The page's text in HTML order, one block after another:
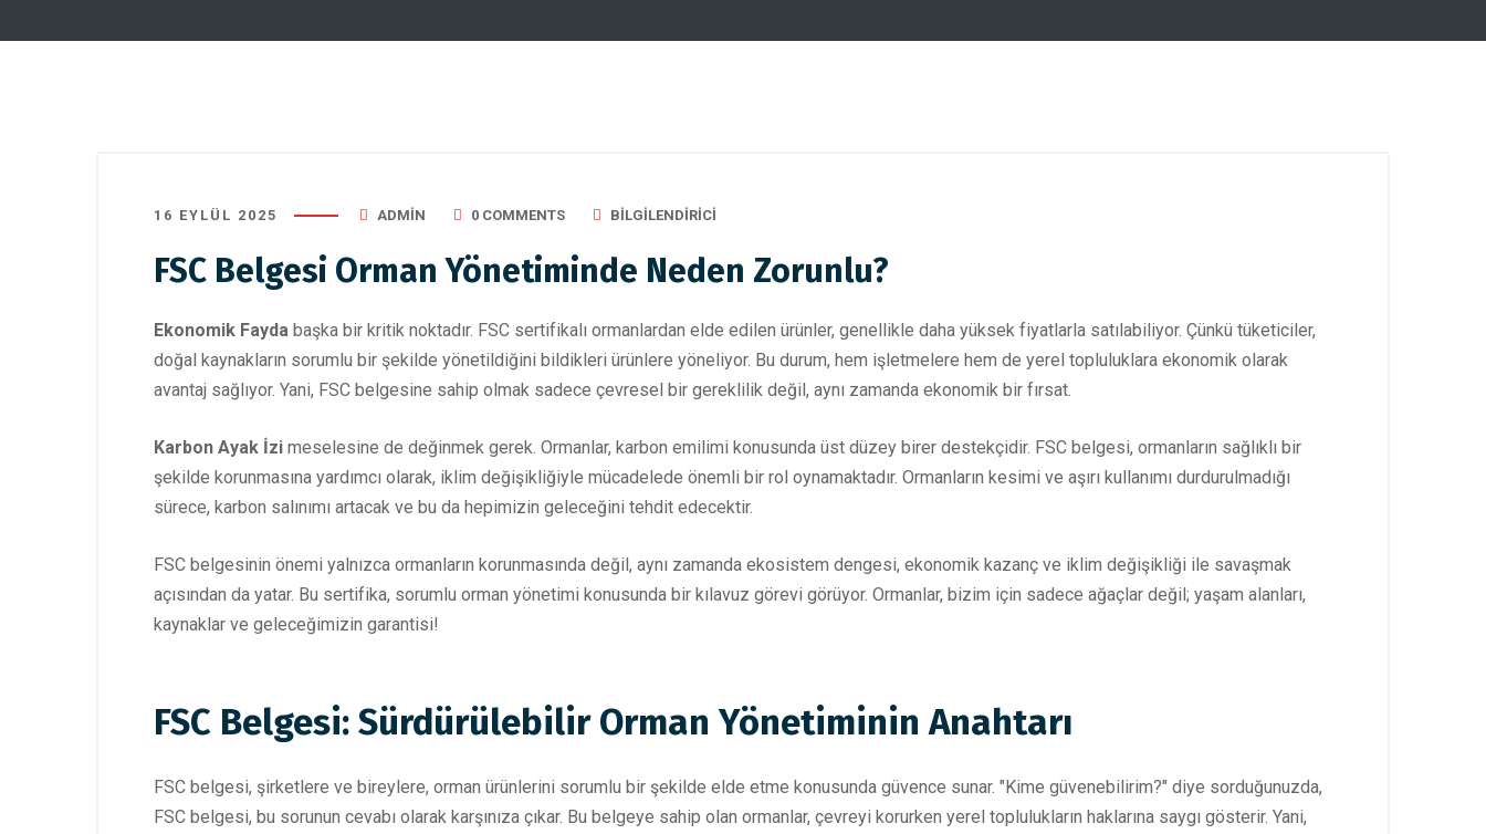
16 EYLÜL 2025 ADMIN 0 COMMENTS BILGILENDIRICI
FSC Belgesi Orman Yönetiminde Neden Zorunlu?
Ekonomik Fayda başka bir kritik noktadır. FSC sertifikalı ormanlardan elde edilen ürünler, genellikle daha yüksek fiyatlarla satılabiliyor. Çünkü tüketiciler,
doğal kaynakların sorumlu bir şekilde yönetildiğini bildikleri ürünlere yöneliyor. Bu durum, hem işletmelere hem de yerel topluluklara ekonomik olarak
avantaj sağlıyor. Yani, FSC belgesine sahip olmak sadece çevresel bir gereklilik değil, aynı zamanda ekonomik bir fırsat.
Karbon Ayak İzi meselesine de değinmek gerek. Ormanlar, karbon emilimi konusunda üst düzey birer destekçidir. FSC belgesi, ormanların sağlıklı bir
şekilde korunmasına yardımcı olarak, iklim değişikliğiyle mücadelede önemli bir rol oynamaktadır. Ormanların kesimi ve aşırı kullanımı durdurulmadığı
sürece, karbon salınımı artacak ve bu da hepimizin geleceğini tehdit edecektir.
FSC belgesinin önemi yalnızca ormanların korunmasında değil, aynı zamanda ekosistem dengesi, ekonomik kazanç ve iklim değişikliği ile savaşmak
açısından da yatar. Bu sertifika, sorumlu orman yönetimi konusunda bir kılavuz görevi görüyor. Ormanlar, bizim için sadece ağaçlar değil; yaşam alanları,
kaynaklar ve geleceğimizin garantisi!
FSC Belgesi: Sürdürülebilir Orman Yönetiminin Anahtarı
FSC belgesi, şirketlere ve bireylere, orman ürünlerini sorumlu bir şekilde elde etme konusunda güvence sunar. "Kime güvenebilirim?" diye sorduğunuzda,
FSC belgesi, bu sorunun cevabı olarak karşınıza çıkar. Bu belgeye sahip olan ormanlar, çevreyi korurken yerel toplulukların haklarına saygı gösterir. Yani,